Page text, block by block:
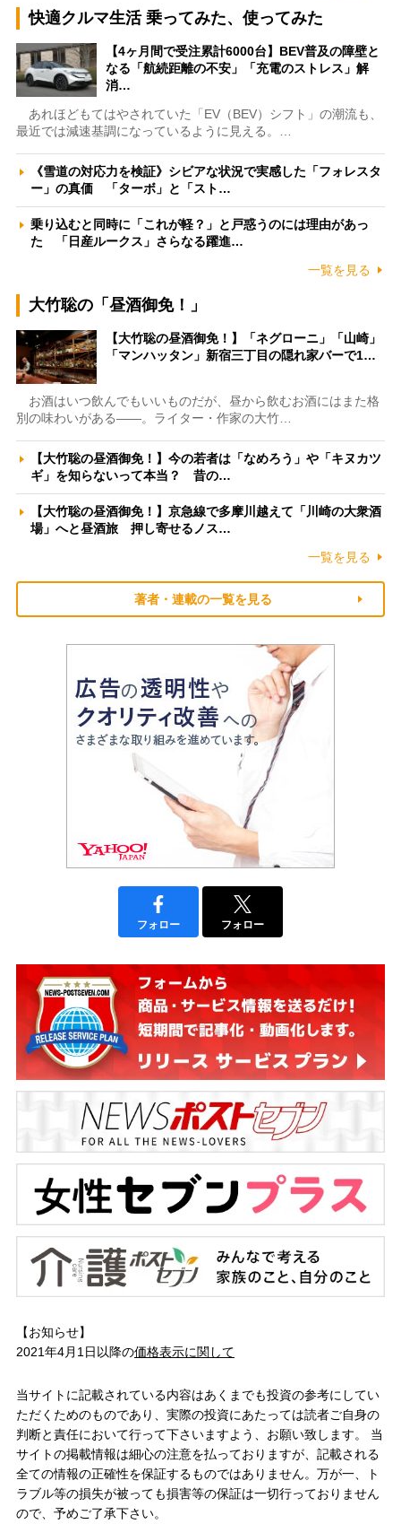
快適クルマ生活 乗ってみた、使ってみた
【4ヶ月間で受注累計6000台】BEV普及の障壁と
なる「航続距離の不安」「充電のストレス」解
消…
あれほどもてはやされていた「EV（BEV）シフト」の潮流も、
最近では減速基調になっているように見える。…
《雪道の対応力を検証》シビアな状況で実感した「フォレスタ
ー」の真価 「ターボ」と「スト…
乗り込むと同時に「これが軽？」と戸惑うのには理由があっ
た 「日産ルークス」さらなる躍進…
一覧を見る
大竹聡の「昼酒御免！」
【大竹聡の昼酒御免！】「ネグローニ」「山崎」
「マンハッタン」新宿三丁目の隠れ家バーで1…
お酒はいつ飲んでもいいものだが、昼から飲むお酒にはまた格
別の味わいがある――。ライター・作家の大竹…
【大竹聡の昼酒御免！】今の若者は「なめろう」や「キヌカツ
ギ」を知らないって本当？ 昔の…
【大竹聡の昼酒御免！】京急線で多摩川越えて「川崎の大衆酒
場」へと昼酒旅 押し寄せるノス…
一覧を見る
著者・連載の一覧を見る
フォロー フォロー
【お知らせ】
2021年4月1日以降の価格表示に関して
当サイトに記載されている内容はあくまでも投資の参考にしてい
ただくためのものであり、実際の投資にあたっては読者ご自身の
判断と責任において行って下さいますよう、お願い致します。 当
サイトの掲載情報は細心の注意を払っておりますが、記載される
全ての情報の正確性を保証するものではありません。万が一、ト
ラブル等の損失が被っても損害等の保証は一切行っておりません
ので、予めご了承下さい。